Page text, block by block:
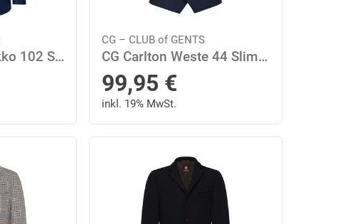
CG Caden SV Sakko 102 Slim Fit - Blau Mittel
CG – CLUB of GENTS
CG Carlton Weste 44 Slim Fit - Blau Mittel
99,95 €
inkl. 19% MwSt.